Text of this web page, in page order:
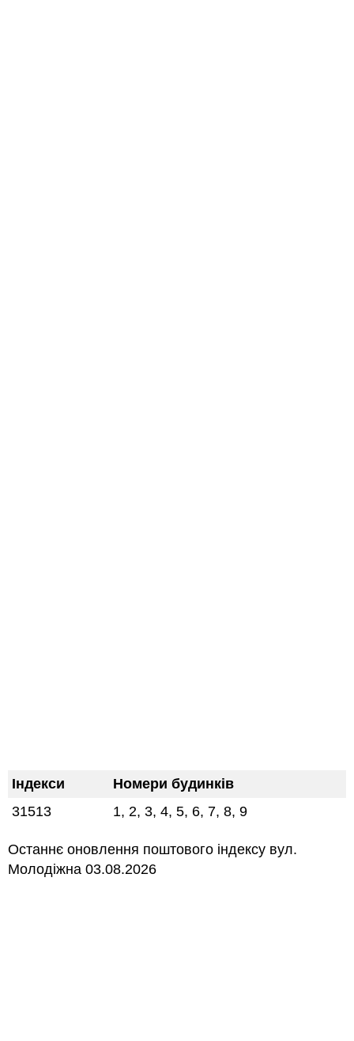
Індекси
Номери будинків
31513
1, 2, 3, 4, 5, 6, 7, 8, 9
Останнє оновлення поштового індексу вул.
Молодіжна 03.08.2026